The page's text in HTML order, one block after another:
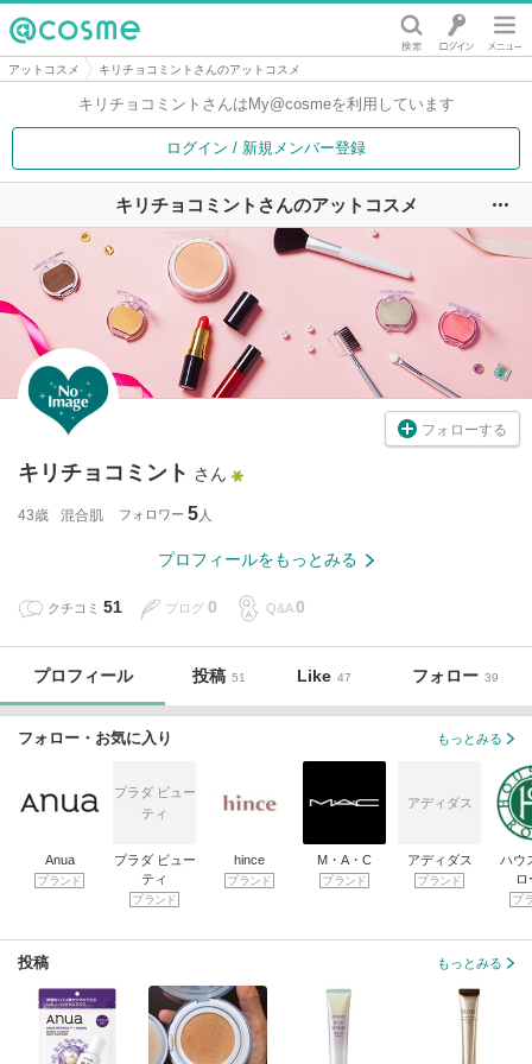
@cosme
アットコスメ キリチョコミントさんのアットコスメ
キリチョコミントさんは My@cosmeを利用しています
ログイン / 新規メンバー登録
キリチョコミントさんのアットコスメ
フォローする
キリチョコミント さん
43歳 混合肌 フォロワー 5
プロフィールをもっとみる
クチコミ 51 ブログ 0 Q&A 0
プロフィール 投稿 51 Like 47 フォロー 39
フォロー・お気に入り もっとみる
Anua
ブランド
プラダ ビュー
ティ
プラダ ビュー
ティ
ブランド
hince
ブランド
M・A・C
ブランド
アディダス
アディダス
ブランド
ハウ
ロ
ブ
投稿 もっとみる